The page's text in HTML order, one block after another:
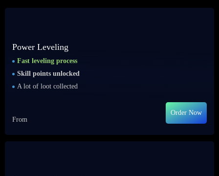
Power Leveling
Fast leveling process
Skill points unlocked
A lot of loot collected
From
Order Now